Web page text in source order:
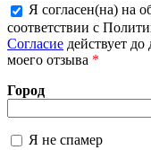
Более подробная
Я согласен(на) на
соответствии с
Согласие действует
моего отзыва *
Город
Я не спамер